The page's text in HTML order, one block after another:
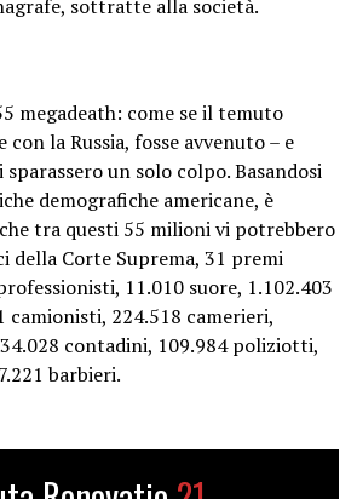
sottratte alla società.
megadeath: come se il temuto
la Russia, fosse avvenuto – e
sparassero un solo colpo. Basandosi
demografiche americane, è
tra questi 55 milioni vi potrebbero
della Corte Suprema, 31 premi
11.010 suore, 1.102.403
camionisti, 224.518 camerieri,
contadini, 109.984 poliziotti,
barbieri.